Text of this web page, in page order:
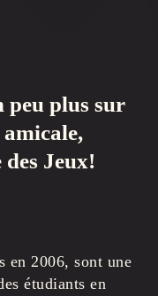
peu plus sur
Jeux!
en 2006, sont une
étudiants en